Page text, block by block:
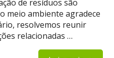
de resíduos são
meio ambiente agradece
resolvemos reunir
relacionadas …